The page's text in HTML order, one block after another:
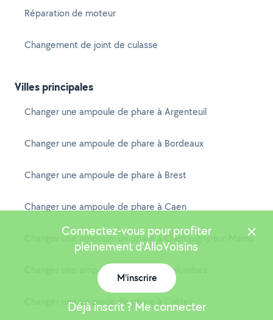
Réparation de moteur
Changement de joint de culasse
Villes principales
Changer une ampoule de phare à Argenteuil
Changer une ampoule de phare à Bordeaux
Changer une ampoule de phare à Brest
Changer une ampoule de phare à Caen
Changer une ampoule de phare à Champigny-sur-Marne
Changer une ampoule de phare à Colombes
Changer une ampoule de phare à Créteil
Connectez-vous pour profiter
pleinement d'AlloVoisins
M'inscrire
Déjà inscrit ? Me connecter